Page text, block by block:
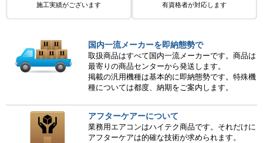
施工実績がございます
有資格者が対応します
国内一流メーカーを即納態勢で
取扱商品はすべて国内一流メーカーです。商品は
最寄りの商品センターから発送します。
掲載の汎用機種は基本的に即納態勢です。特殊機
種については都度、納期をご案内します。
アフターケアーについて
業務用エアコンはハイテク商品です。それだけに
アフターケアは的確な技術が求められます。